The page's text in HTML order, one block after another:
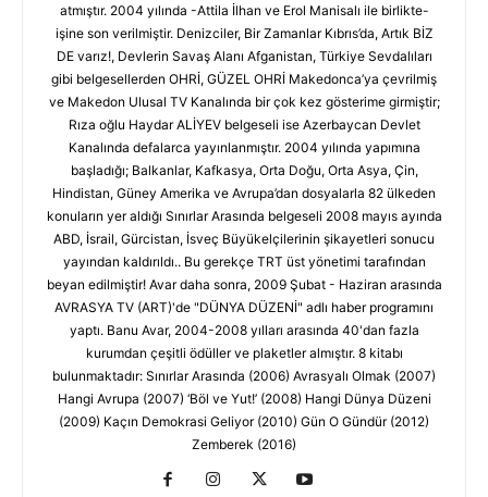
atmıştır. 2004 yılında -Attila İlhan ve Erol Manisalı ile birlikte-
işine son verilmiştir. Denizciler, Bir Zamanlar Kıbrıs’da, Artık BİZ
DE varız!, Devlerin Savaş Alanı Afganistan, Türkiye Sevdalıları
gibi belgesellerden OHRİ, GÜZEL OHRİ Makedonca’ya çevrilmiş
ve Makedon Ulusal TV Kanalında bir çok kez gösterime girmiştir;
Rıza oğlu Haydar ALİYEV belgeseli ise Azerbaycan Devlet
Kanalında defalarca yayınlanmıştır. 2004 yılında yapımına
başladığı; Balkanlar, Kafkasya, Orta Doğu, Orta Asya, Çin,
Hindistan, Güney Amerika ve Avrupa’dan dosyalarla 82 ülkeden
konuların yer aldığı Sınırlar Arasında belgeseli 2008 mayıs ayında
ABD, İsrail, Gürcistan, İsveç Büyükelçilerinin şikayetleri sonucu
yayından kaldırıldı.. Bu gerekçe TRT üst yönetimi tarafından
beyan edilmiştir! Avar daha sonra, 2009 Şubat - Haziran arasında
AVRASYA TV (ART)'de "DÜNYA DÜZENİ" adlı haber programını
yaptı. Banu Avar, 2004-2008 yılları arasında 40'dan fazla
kurumdan çeşitli ödüller ve plaketler almıştır. 8 kitabı
bulunmaktadır: Sınırlar Arasında (2006) Avrasyalı Olmak (2007)
Hangi Avrupa (2007) ‘Böl ve Yut!’ (2008) Hangi Dünya Düzeni
(2009) Kaçın Demokrasi Geliyor (2010) Gün O Gündür (2012)
Zemberek (2016)